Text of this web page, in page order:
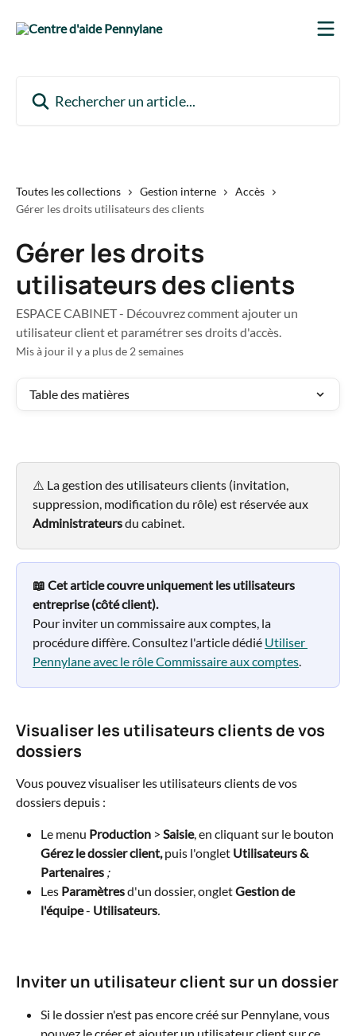
Toutes les collections Gestion interne
Accès
Gérer les droits utilisateurs des clients
Gérer les droits
utilisateurs des clients
ESPACE CABINET - Découvrez comment ajouter un
utilisateur client et paramétrer ses droits d'accès.
Mis à jour il y a plus de 2 semaines
Table des matières
⚠️ La gestion des utilisateurs clients (invitation,
suppression, modification du rôle) est réservée aux
Administrateurs du cabinet.
📖 Cet article couvre uniquement les utilisateurs
entreprise (côté client).
Pour inviter un commissaire aux comptes, la
procédure diffère. Consultez l'article dédié Utiliser
Pennylane avec le rôle Commissaire aux comptes.
Visualiser les utilisateurs clients de vos
dossiers
Vous pouvez visualiser les utilisateurs clients de vos
dossiers depuis :
Le menu Production > Saisie, en cliquant sur le bouton
Gérez le dossier client, puis l'onglet Utilisateurs &
Partenaires ;
Les Paramètres d'un dossier, ongletGestion de
l'équipe - Utilisateurs.
Inviter un utilisateur client sur un dossier
Si le dossier n'est pas encore créé sur Pennylane, vous